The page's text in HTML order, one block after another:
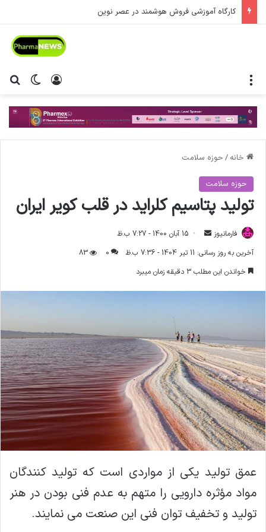
کارگاه آموزشی فروش هوشمند در عصر نوین
تغییر ورود
خانه / حوزه سلامت
حوزه سلامت
تولید پتاسیم کلراید در قلب کویر ایران
فارمانیوز
ا
ل
م
ی
ل
15 آبان 1400 - 7:27 ب.ظ
آخرین به روز رسانی: 11 تیر 1404 - 7:36 ب.ظ
0
83
خواندن این مطلب 3 دقیقه زمان میبرد
عمق توليد يكي از مواردي است كه توليد كنندگان
مواد مؤثره دارويي را متهم به عدم فني بودن در هنر
توليد و تخفيف توان فني اين صنعت مي نمايند.